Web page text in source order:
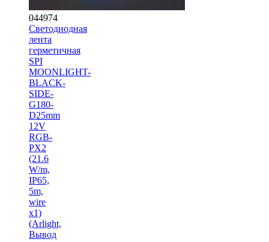
044974
Светодиодная
лента
герметичная
SPI
MOONLIGHT-
BLACK-
SIDE-
G180-
D25mm
12V
RGB-
PX2
(21.6
W/m,
IP65,
5m,
wire
x1)
(Arlight,
Вывод